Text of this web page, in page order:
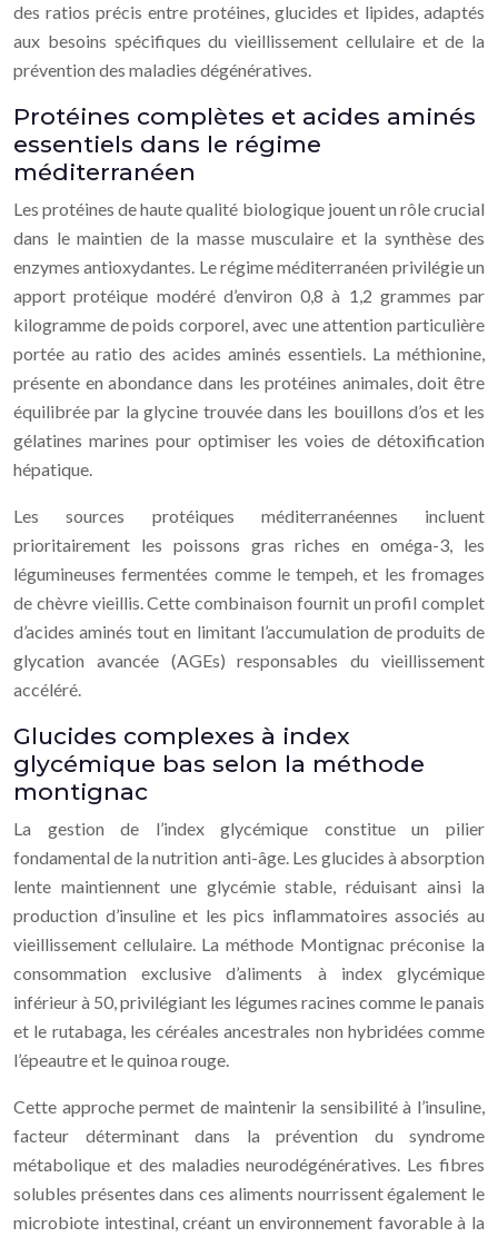
des ratios précis entre protéines, glucides et lipides, adaptés
aux besoins spécifiques du vieillissement cellulaire et de la
prévention des maladies dégénératives.
Protéines complètes et acides aminés
essentiels dans le régime
méditerranéen
Les protéines de haute qualité biologique jouent un rôle crucial
dans le maintien de la masse musculaire et la synthèse des
enzymes antioxydantes. Le régime méditerranéen privilégie un
apport protéique modéré d’environ 0,8 à 1,2 grammes par
kilogramme de poids corporel, avec une attention particulière
portée au ratio des acides aminés essentiels. La méthionine,
présente en abondance dans les protéines animales, doit être
équilibrée par la glycine trouvée dans les bouillons d’os et les
gélatines marines pour optimiser les voies de détoxification
hépatique.
Les sources protéiques méditerranéennes incluent
prioritairement les poissons gras riches en oméga-3, les
légumineuses fermentées comme le tempeh, et les fromages
de chèvre vieillis. Cette combinaison fournit un profil complet
d’acides aminés tout en limitant l’accumulation de produits de
glycation avancée (AGEs) responsables du vieillissement
accéléré.
Glucides complexes à index
glycémique bas selon la méthode
montignac
La gestion de l’index glycémique constitue un pilier
fondamental de la nutrition anti-âge. Les glucides à absorption
lente maintiennent une glycémie stable, réduisant ainsi la
production d’insuline et les pics inflammatoires associés au
vieillissement cellulaire. La méthode Montignac préconise la
consommation exclusive d’aliments à index glycémique
inférieur à 50, privilégiant les légumes racines comme le panais
et le rutabaga, les céréales ancestrales non hybridées comme
l’épeautre et le quinoa rouge.
Cette approche permet de maintenir la sensibilité à l’insuline,
facteur déterminant dans la prévention du syndrome
métabolique et des maladies neurodégénératives. Les fibres
solubles présentes dans ces aliments nourrissent également le
microbiote intestinal, créant un environnement favorable à la